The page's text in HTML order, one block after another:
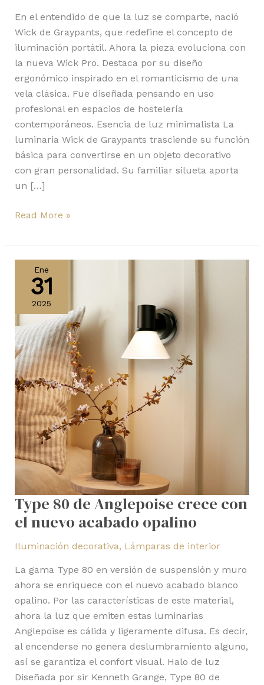
En el entendido de que la luz se comparte, nació
Wick de Graypants, que redefine el concepto de
iluminación portátil. Ahora la pieza evoluciona con
la nueva Wick Pro. Destaca por su diseño
ergonómico inspirado en el romanticismo de una
vela clásica. Fue diseñada pensando en uso
profesional en espacios de hostelería
contemporáneos. Esencia de luz minimalista La
luminaria Wick de Graypants trasciende su función
básica para convertirse en un objeto decorativo
con gran personalidad. Su familiar silueta aporta
un […]
Read More »
Ene
31
2025
Type 80 de Anglepoise crece con
el nuevo acabado opalino
Iluminación decorativa, Lámparas de interior
La gama Type 80 en versión de suspensión y muro
ahora se enriquece con el nuevo acabado blanco
opalino. Por las características de este material,
ahora la luz que emiten estas luminarias
Anglepoise es cálida y ligeramente difusa. Es decir,
al encenderse no genera deslumbramiento alguno,
así se garantiza el confort visual. Halo de luz
Diseñada por sir Kenneth Grange, Type 80 de
Anglepoise
crece
con
el
nuevo
acabado
opalino